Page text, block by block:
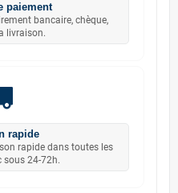
paiement
bancaire, chèque,
livraison.
rapide
rapide dans toutes les
sous 24-72h.